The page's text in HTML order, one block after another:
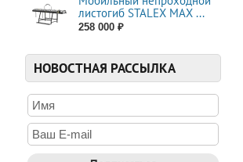
листогиб STALEX MAX ...
258 000 ₽
НОВОСТНАЯ РАССЫЛКА